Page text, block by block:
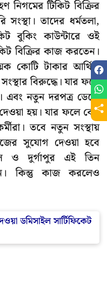
নিগমের টিকিট বিক্রির
সংস্থা। তাদের ধর্মতলা,
বুকিং কাউন্টারে ওই
বিক্রির কাজ করতেন।
কোটি টাকার আর্থিক
বিরুদ্ধে। যার ফলে
এবং নতুন দরপত্র ডেকে
হয়। যার ফলে বেশ
তবে নতুন সংস্থায়
সুযোগ দেওয়া হবে
ও দুর্গাপুর এই তিন
কিন্তু কাজ করলেও
ডমিসাইল সার্টিফিকেট